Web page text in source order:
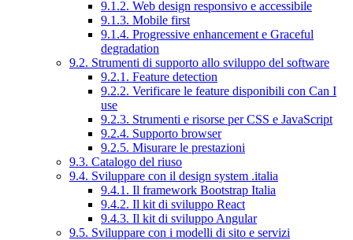
9.1.2. Web design responsivo e accessibile
9.1.3. Mobile first
9.1.4. Progressive enhancement e Graceful
degradation
9.2. Strumenti di supporto allo sviluppo del software
9.2.1. Feature detection
9.2.2. Verificare le feature disponibili con Can I
use
9.2.3. Strumenti e risorse per CSS e JavaScript
9.2.4. Supporto browser
9.2.5. Misurare le prestazioni
9.3. Catalogo del riuso
9.4. Sviluppare con il design system .italia
9.4.1. Il framework Bootstrap Italia
9.4.2. Il kit di sviluppo React
9.4.3. Il kit di sviluppo Angular
9.5. Sviluppare con i modelli di sito e servizi